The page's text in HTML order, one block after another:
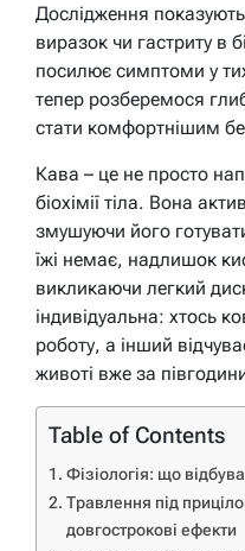
Дослідження
виразок чи гастриту в
посилює симптоми у
тепер розберемося
стати комфортнішим
Кава – це не просто
біохімії тіла. Вона
змушуючи його
їжі немає, надлишок
викликаючи легкий
індивідуальна: хтось
роботу, а інший
животі вже за
Table of Contents
Фізіологія: що
Травлення під
довгострокові ефекти